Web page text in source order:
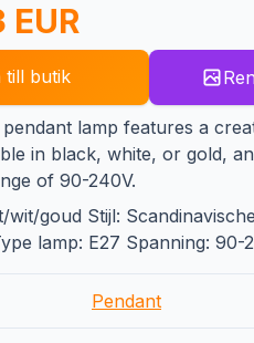
EUR
till butik
lamp features a
in black, white, or gold,
of 90-240V.
wit/goud Stijl:
lamp: E27 Spanning: 90-
Pendant